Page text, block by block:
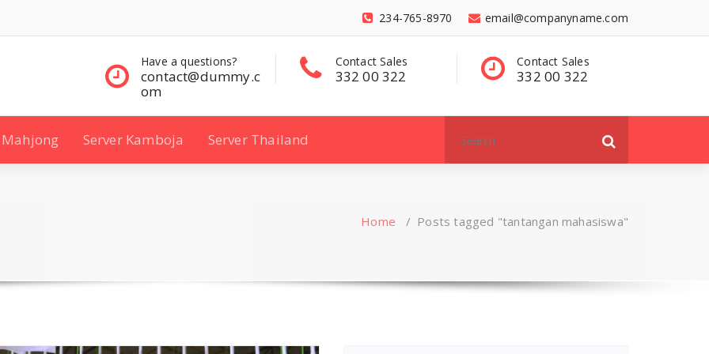
email@companyname.com
234-765-8970
Contact Sales
332 00 322
Contact Sales
332 00 322
Have a questions?
contact@dummy
Mahjong Server Kamboja Server Thailand
for:
Home / Posts tagged "tantangan mahasiswa"